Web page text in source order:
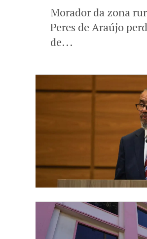
Morador da zona
Peres de Araújo
de...